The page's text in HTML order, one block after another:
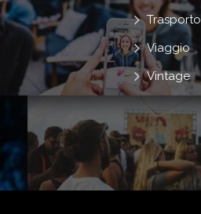
Trasporto
Viaggio
Vintage